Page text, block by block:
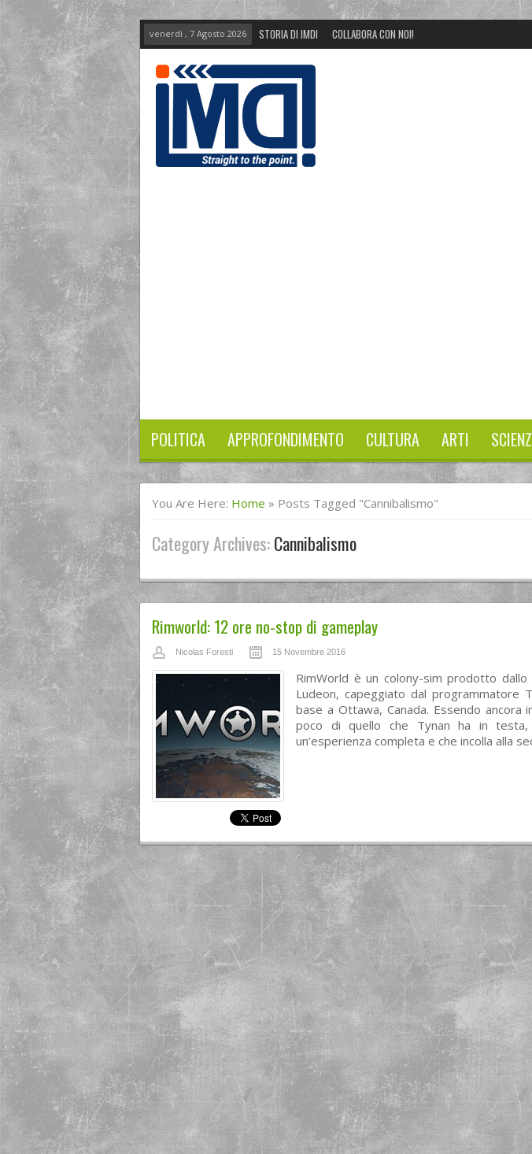
venerdì , 7 Agosto 2026 STORIA DI IMDI COLLABORA CON NOI!
POLITICA APPROFONDIMENTO CULTURA ARTI
You Are Here: Home » Posts Tagged "cannibalismo"
Category Archives:Cannibalismo
Rimworld: 12 ore no-stop di gameplay
Nicolas Foresti 15 Novembre 2016
RimWorld è un colony-sim prodotto
Ludeon, capeggiato dal programmatore
base a Ottawa, Canada. Essendo ancora
poco di quello che Tynan ha in
un’esperienza completa e che incolla alla